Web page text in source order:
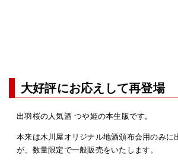
大好評にお応えして再登場
出羽桜の人気酒 つや姫の本生版です。
本来は木川屋オリジナル地酒頒布会用のみに
が、数量限定で一般販売をいたします。